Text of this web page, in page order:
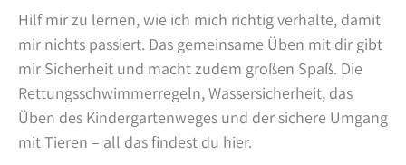
Hilf mir zu lernen, wie ich mich richtig verhalte, damit
mir nichts passiert. Das gemeinsame Üben mit dir gibt
mir Sicherheit und macht zudem großen Spaß. Die
Rettungsschwimmerregeln, Wassersicherheit, das
Üben des Kindergartenweges und der sichere Umgang
mit Tieren – all das findest du hier.